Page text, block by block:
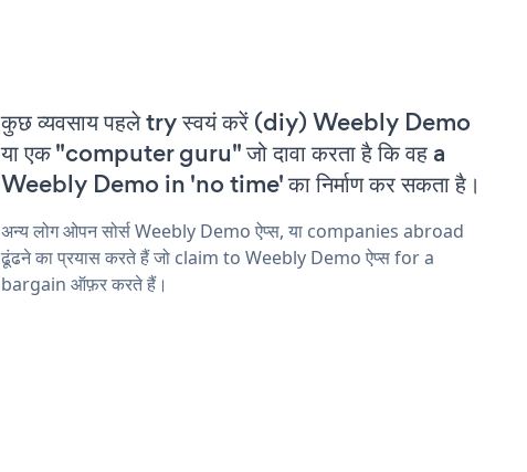
कुछ व्यवसाय पहले try स्वयं करें (diy) Weebly Demo
या एक "computer guru" जो दावा करता है कि वह a
Weebly Demo in 'no time' का निर्माण कर सकता है।
अन्य लोग ओपन सोर्स Weebly Demo ऐप्स, या companies abroad
ढूंढने का प्रयास करते हैं जो claim to Weebly Demo ऐप्स for a
bargain ऑफ़र करते हैं।